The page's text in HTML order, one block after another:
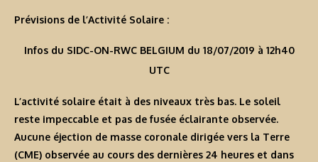
Prévisions de l’Activité Solaire :
Infos du SIDC-ON-RWC BELGIUM du 18/07/2019 à 12h40
UTC
L’activité solaire était à des niveaux très bas. Le soleil
reste impeccable et pas de fusée éclairante observée.
Aucune éjection de masse coronale dirigée vers la Terre
(CME) observée au cours des dernières 24 heures et dans